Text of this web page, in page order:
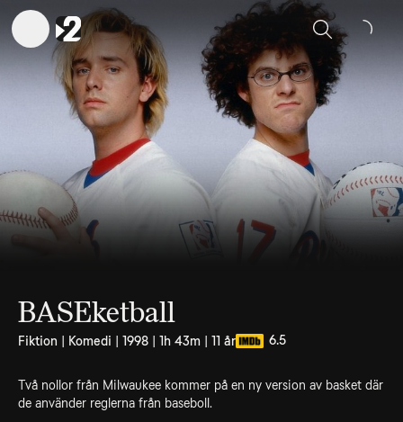
Sök
BASEketball
Fiktion | Komedi | 1998 | 1h 43m | 11 år 6.5
Två nollor från Milwaukee kommer på en ny version av basket där
de använder reglerna från baseboll.